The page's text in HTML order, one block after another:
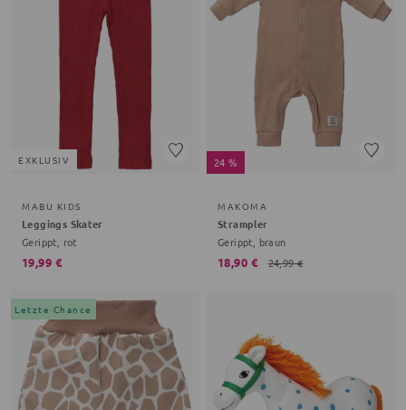
EXKLUSIV
MABU KIDS
Leggings Skater
Gerippt, rot
19,99 €
24 %
MAKOMA
Strampler
Gerippt, braun
18,90 € 24,99 €
Letzte Chance